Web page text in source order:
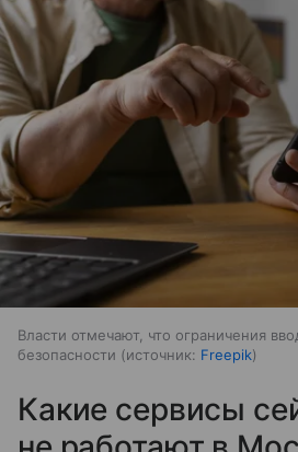
Власти отмечают, что ограничения
безопасности
источник: Freepik
Какие сервисы